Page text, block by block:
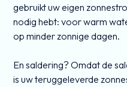
gebruikt uw eigen
nodig hebt: voor warm
op minder zonnige dagen.
En saldering? Omdat de
is uw teruggeleverde